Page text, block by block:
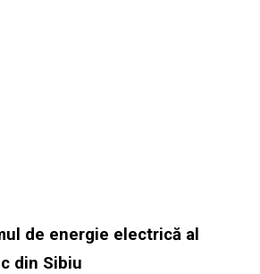
de energie electrică al
din Sibiu